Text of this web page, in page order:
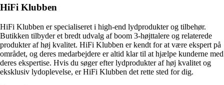
HiFi Klubben
HiFi Klubben er specialiseret i high-end lydprodukter og tilbehør.
Butikken tilbyder et bredt udvalg af boom 3-højttalere og relaterede
produkter af høj kvalitet. HiFi Klubben er kendt for at være ekspert på
området, og deres medarbejdere er altid klar til at hjælpe kunderne med
deres ekspertise. Hvis du søger efter lydprodukter af høj kvalitet og
eksklusiv lydoplevelse, er HiFi Klubben det rette sted for dig.